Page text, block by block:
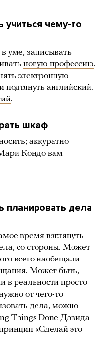
учиться чему-то
в уме, записывать
новую профессию.
электронную
подтянуть английский.
.
шкаф
аккуратно
Мари Кондо вам
планировать дела
время взглянуть
со стороны. Может
всего наобещали
Может быть,
в реальности просто
от чего-то
дела, можно
Things Done Дэвида
«Сделай это